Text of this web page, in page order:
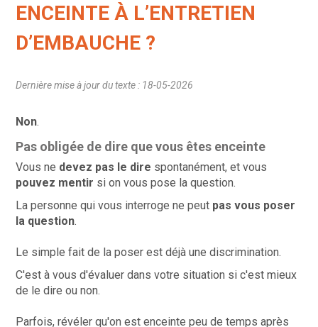
ENCEINTE À L’ENTRETIEN
D’EMBAUCHE ?
Dernière mise à jour du texte : 18-05-2026
Non.
Pas obligée de dire que vous êtes enceinte
Vous ne devez pas le dire spontanément, et vous
pouvez mentir si on vous pose la question.
La personne qui vous interroge ne peut pas vous poser
la question.
Le simple fait de la poser est déjà une discrimination.
C'est à vous d'évaluer dans votre situation si c'est mieux
de le dire ou non.
Parfois, révéler qu'on est enceinte peu de temps après